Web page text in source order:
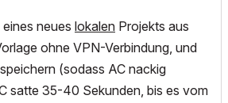
neues lokalen Projekts aus
ohne VPN-Verbindung, und
(sodass AC nackig
satte 35-40 Sekunden, bis es vom